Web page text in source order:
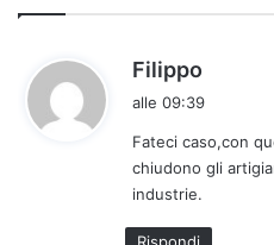
Filippo
e
t
o
alle 09:39
Fateci caso,con
chiudono gli
industrie.